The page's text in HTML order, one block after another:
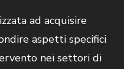
ad acquisire
aspetti specifici
nei settori di